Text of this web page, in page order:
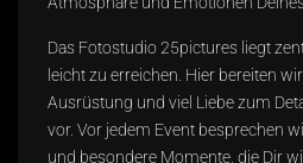
Das Fotostudio 25pictures liegt
leicht zu erreichen. Hier bereiten
Ausrüstung und viel Liebe zum
vor. Vor jedem Event besprechen
und besondere Momente, die Dir